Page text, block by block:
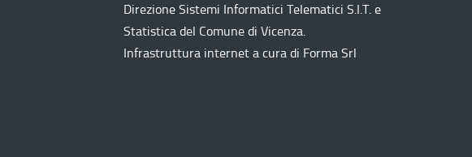
Direzione Sistemi Informatici TelematiciS.I.T. e
Statistica del Comune di Vicenza.
Infrastruttura internet a cura di Forma Srl